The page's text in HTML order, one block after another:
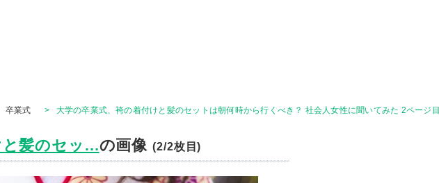
卒業式 > 大学の卒業式、袴の着付けと髪のセットは朝何時から行くべき？ 社会人女性に聞いてみた 2ページ目
髪のセッ...の画像(2/2枚目)